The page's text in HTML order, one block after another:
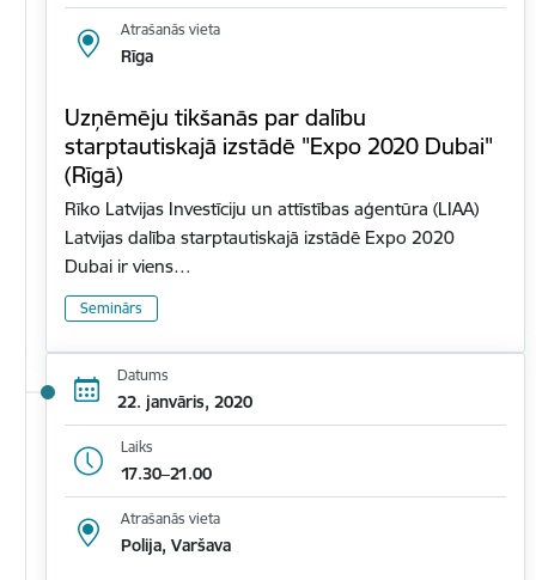
Atrašanās vieta
Rīga
Uzņēmēju tikšanās par dalību
starptautiskajā izstādē "Expo 2020 Dubai"
(Rīgā)
Rīko Latvijas Investīciju un attīstības aģentūra (LIAA)
Latvijas dalība starptautiskajā izstādē Expo 2020
Dubai ir viens…
Seminārs
Datums
22. janvāris, 2020
Laiks
17.30–21.00
Atrašanās vieta
Polija, Varšava